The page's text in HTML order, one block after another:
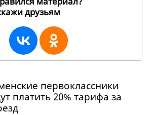
друзьям
первоклассники
платить 20% тарифа за